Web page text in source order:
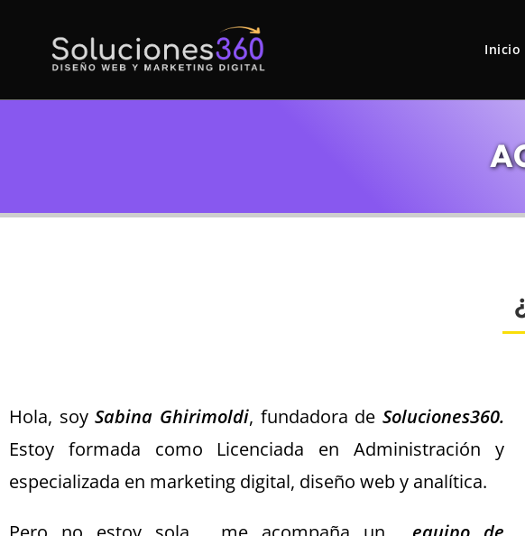
Inicio
Hola, soySabina Ghirimoldi, fundadora de Soluciones360.
Estoy formada como Licenciada en Administración y
especializada en marketing digital, diseño web y analítica.